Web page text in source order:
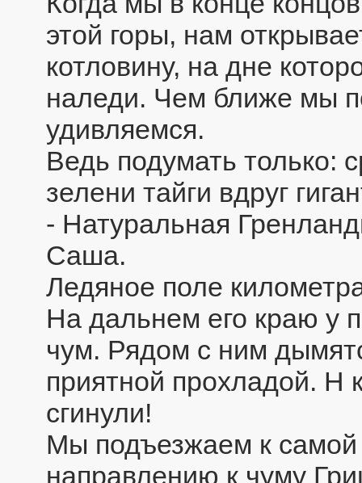
этой горы, нам
котловину, на дне
наледи. Чем ближе мы
удивляемся.
Ведь подумать только:
зелени тайги вдруг
- Натуральная
Саша.
Ледяное поле
На дальнем его краю у
чум. Рядом с ним
приятной прохладой. Н
сгинули!
Мы подъезжаем к
направлению к чуму